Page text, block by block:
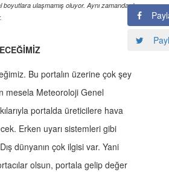
boyutlara ulaşmamış oluyor. Aynı zamanda da
Bu portalın üzerine çok şey
mesela Meteoroloji Genel
portalda üreticilere hava
Erken uyarı sistemleri gibi
dünyanın çok ilgisi var. Yani
olsun, portala gelip değer